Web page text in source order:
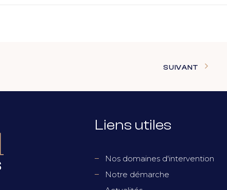
SUIVANT
Liens utiles
Nos domaines d'intervention
Notre démarche